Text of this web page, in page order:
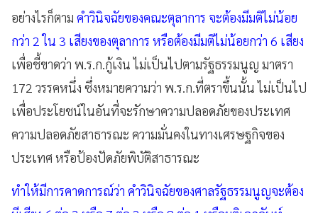
อย่างไรก็ตาม คำวินิจฉัยของคณะตุลาการ จะต้องมีมติไม่น้อย
กว่า 2 ใน 3 เสียงของตุลาการ หรือต้องมีมติไม่น้อยกว่า 6 เสียง
เพื่อชี้ขาดว่า พ.ร.ก.กู้เงิน ไม่เป็นไปตามรัฐธรรมนูญ มาตรา
172 วรรคหนึ่ง ซึ่งหมายความว่า พ.ร.ก.ที่ตราขึ้นนั้น ไม่เป็นไป
เพื่อประโยชน์ในอันที่จะรักษาความปลอดภัยของประเทศ
ความปลอดภัยสาธารณะ ความมั่นคงในทางเศรษฐกิจของ
ประเทศ หรือป้องปัดภัยพิบัติสาธารณะ
ทำให้มีการคาดการณ์ว่า คำวินิจฉัยของศาลรัฐธรรมนูญจะต้อง